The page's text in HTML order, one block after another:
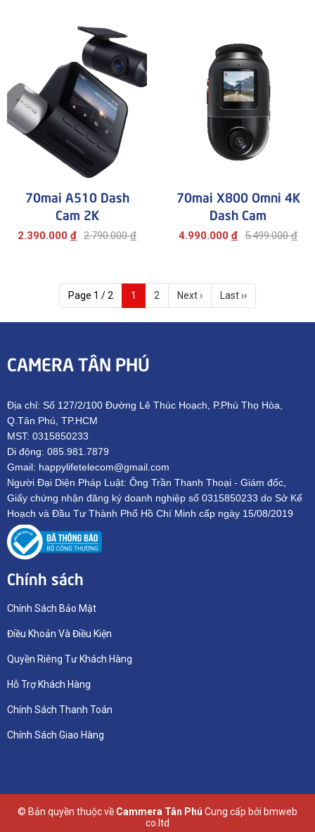
70mai A510 Dash
Cam 2K
2.390.000 đ 2.790.000đ
70mai X800 Omni 4K
Dash Cam
4.990.000 đ 5.499.000đ
Page 1 / 2 1 2 Next › Last ››
CAMERA TÂN PHÚ
Địa chỉ: Số 127/2/100 Đường Lê Thúc Hoạch, P.Phú Thọ Hòa,
Q.Tân Phú, TP.HCM
MST: 0315850233
Di động: 085.981.7879
Gmail: happylifetelecom@gmail.com
Người Đại Diện Pháp Luật: Ông Trần Thanh Thoại - Giám đốc,
Giấy chứng nhận đăng ký doanh nghiệp số 0315850233 do Sở Kế
Hoạch và Đầu Tư Thành Phố Hồ Chí Minh cấp ngày 15/08/2019
Chính sách
Chính Sách Bảo Mật
Điều Khoản Và Điều Kiện
Quyền Riêng Tư Khách Hàng
Hỗ Trợ Khách Hàng
Chính Sách Thanh Toán
Chính Sách Giao Hàng
© Bản quyền thuộc về Cammera Tân Phú Cung cấp bởi bmweb
co.ltd